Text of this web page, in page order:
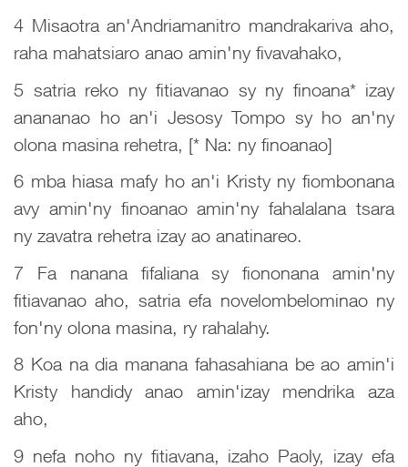
4 Misaotra an'Andriamanitro mandrakariva aho,
raha mahatsiaro anao amin'ny fivavahako,
5 satria reko ny fitiavanao sy ny finoana* izay
anananao ho an'i Jesosy Tompo sy ho an'ny
olona masina rehetra, [* Na: ny finoanao]
6 mba hiasa mafy ho an'i Kristy ny fiombonana
avy amin'ny finoanao amin'ny fahalalana tsara
ny zavatra rehetra izay ao anatinareo.
7 Fa nanana fifaliana sy fiononana amin'ny
fitiavanao aho, satria efa novelombelominao ny
fon'ny olona masina, ry rahalahy.
8 Koa na dia manana fahasahiana be ao amin'i
Kristy handidy anao amin'izay mendrika aza
aho,
9 nefa noho ny fitiavana, izaho Paoly, izay efa